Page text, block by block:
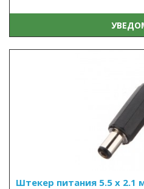
Штекер питания 5.5 х 2.1